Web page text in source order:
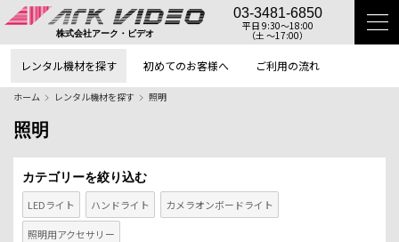
株式会社アーク・ビデオ
03-3481-6850
平日 9:30〜18:00
（土 〜17:00）
レンタル機材を探す 初めてのお客様へ ご利用の流れ
ホーム レンタル機材を探す 照明
照明
カテゴリーを絞り込む
LEDライト
ハンドライト カメラオンボードライト
照明用アクセサリー